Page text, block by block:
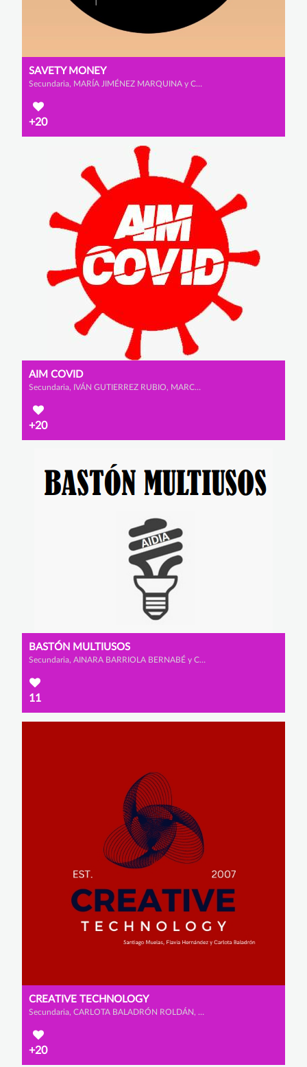
SAVETY MONEY
Secundaria, MARÍA JIMÉNEZ MARQUINA y CELIA MUÑOZ ROMERO
+20
AIM COVID
Secundaria, IVÁN GUTIERREZ RUBIO, MARCO LÓPEZ GÓMEZ y ADRIÁN GARCÍA SANTAMARÍA
+20
BASTÓN MULTIUSOS
Secundaria, AINARA BARRIOLA BERNABÉ y CLAUDIA LADRERO DE SANMILLÁN
11
CREATIVE TECHNOLOGY
Secundaria, CARLOTA BALADRÓN ROLDÁN, FLAVIA HERNÁNDEZ ZAMORA y SANTIAGO MUELAS SOMOHANO
+20